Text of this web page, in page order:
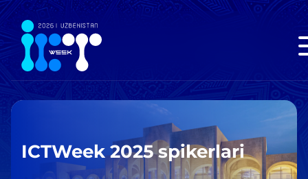
ICTWeek 2025 spikerlari